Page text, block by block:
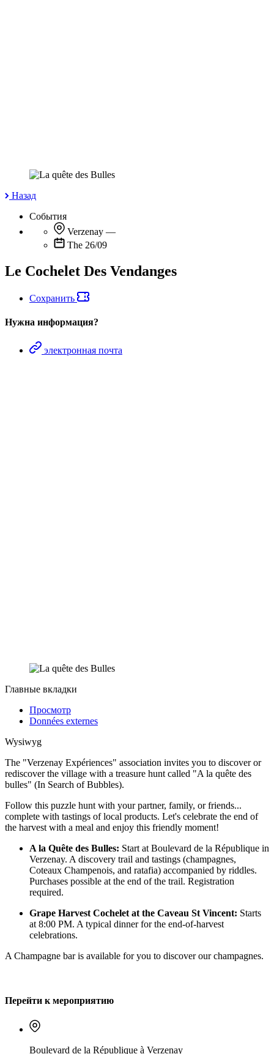
Назад
События
Verzenay —
The 26/09
Le Cochelet Des Vendanges
Сохранить
Нужна информация?
электронная почта
Главные вкладки
Просмотр
Données externes
Wysiwyg
The "Verzenay Expériences" association invites you to discover or
rediscover the village with a treasure hunt called "A la quête des
bulles" (In Search of Bubbles).
Follow this puzzle hunt with your partner, family, or friends...
complete with tastings of local products. Let's celebrate the end of
the harvest with a meal and enjoy this friendly moment!
A la Quête des Bulles: Start at Boulevard de la République in
Verzenay. A discovery trail and tastings (champagnes,
Coteaux Champenois, and ratafia) accompanied by riddles.
Purchases possible at the end of the trail. Registration
required.
Grape Harvest Cochelet at the Caveau St Vincent: Starts
at 8:00 PM. A typical dinner for the end-of-harvest
celebrations.
A Champagne bar is available for you to discover our champagnes.
Перейти к мероприятию
Boulevard de la République à Verzenay